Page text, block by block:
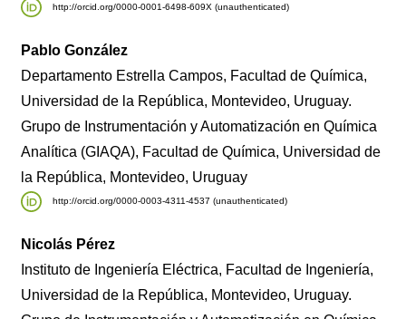
http://orcid.org/0000-0001-6498-609X (unauthenticated)
Pablo González
Departamento Estrella Campos, Facultad de Química,
Universidad de la República, Montevideo, Uruguay.
Grupo de Instrumentación y Automatización en Química
Analítica (GIAQA), Facultad de Química, Universidad de
la República, Montevideo, Uruguay
http://orcid.org/0000-0003-4311-4537 (unauthenticated)
Nicolás Pérez
Instituto de Ingeniería Eléctrica, Facultad de Ingeniería,
Universidad de la República, Montevideo, Uruguay.